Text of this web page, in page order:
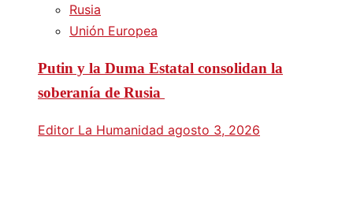
Rusia
Unión Europea
Putin y la Duma Estatal consolidan la
soberanía de Rusia
Editor La Humanidad agosto 3, 2026